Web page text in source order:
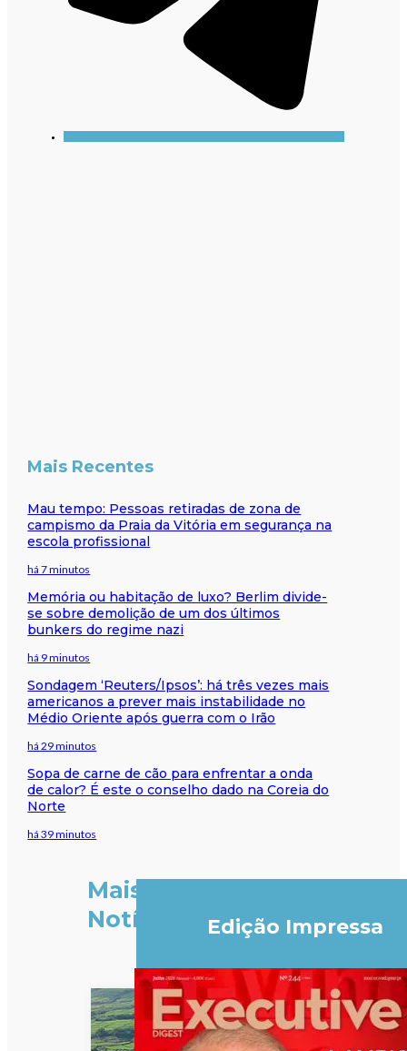
Mais Recentes
Mau tempo: Pessoas retiradas de zona de
campismo da Praia da Vitória em segurança na
escola profissional
há 7 minutos
Memória ou habitação de luxo? Berlim divide-
se sobre demolição de um dos últimos
bunkers do regime nazi
há 9 minutos
Sondagem ‘Reuters/Ipsos’: há três vezes mais
americanos a prever mais instabilidade no
Médio Oriente após guerra com o Irão
há 29 minutos
Sopa de carne de cão para enfrentar a onda
de calor? É este o conselho dado na Coreia do
Norte
há 39 minutos
Mais
Notícias
Edição Impressa